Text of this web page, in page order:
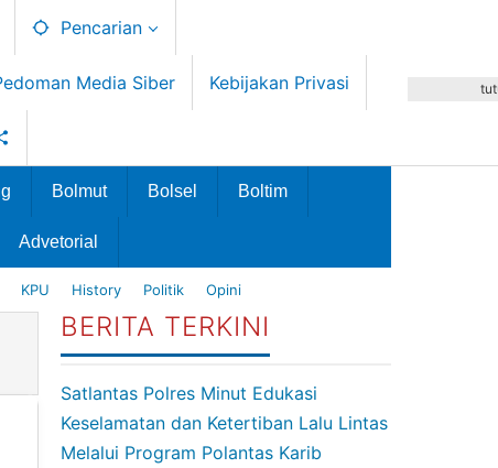
Pencarian
Media Siber Kebijakan Privasi
Bolmut Bolsel Boltim
Advetorial
KPU History Politik Opini
BERITA TERKINI
Satlantas Polres Minut Edukasi
Keselamatan dan Ketertiban Lalu Lintas
Melalui Program Polantas Karib